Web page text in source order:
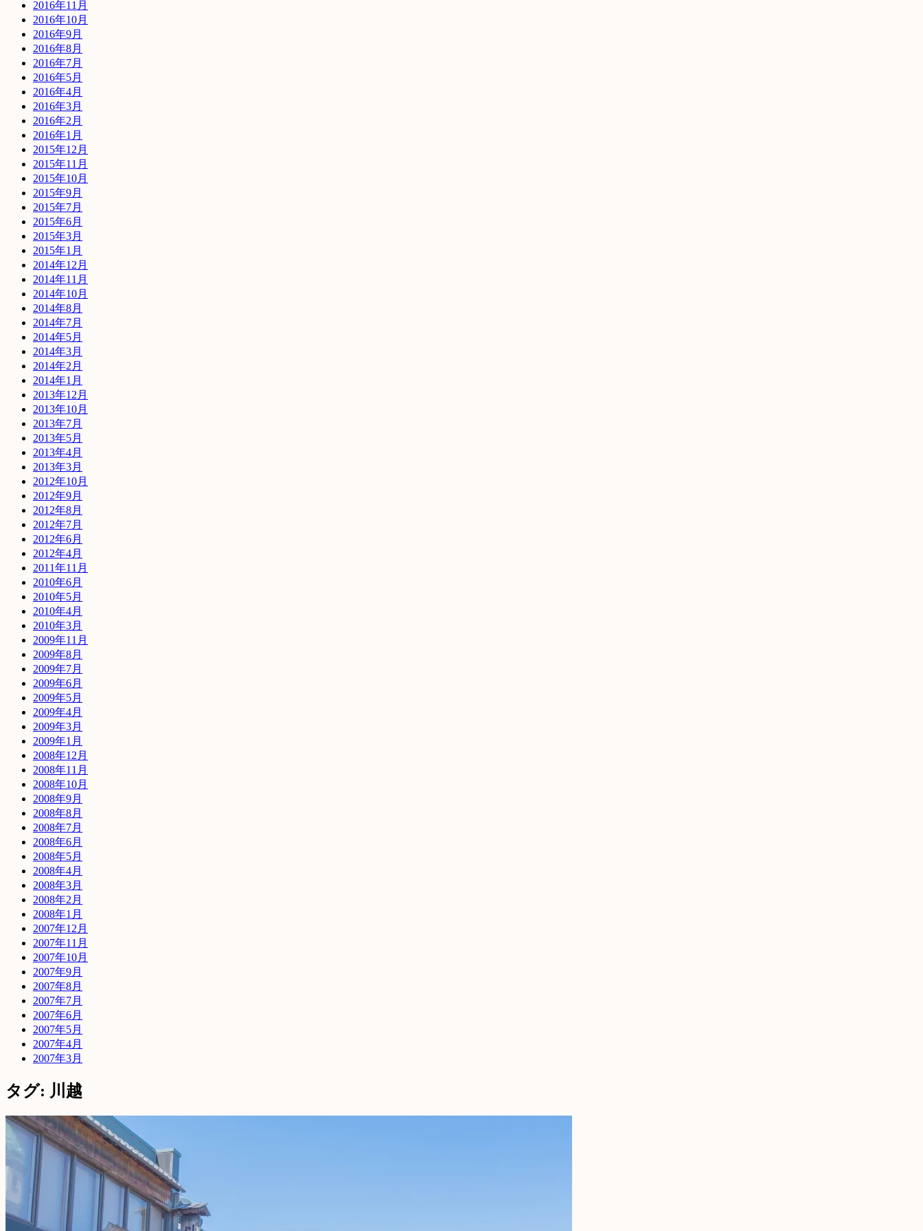
2016年11月
2016年10月
2016年9月
2016年8月
2016年7月
2016年5月
2016年4月
2016年3月
2016年2月
2016年1月
2015年12月
2015年11月
2015年10月
2015年9月
2015年7月
2015年6月
2015年3月
2015年1月
2014年12月
2014年11月
2014年10月
2014年8月
2014年7月
2014年5月
2014年3月
2014年2月
2014年1月
2013年12月
2013年10月
2013年7月
2013年5月
2013年4月
2013年3月
2012年10月
2012年9月
2012年8月
2012年7月
2012年6月
2012年4月
2011年11月
2010年6月
2010年5月
2010年4月
2010年3月
2009年11月
2009年8月
2009年7月
2009年6月
2009年5月
2009年4月
2009年3月
2009年1月
2008年12月
2008年11月
2008年10月
2008年9月
2008年8月
2008年7月
2008年6月
2008年5月
2008年4月
2008年3月
2008年2月
2008年1月
2007年12月
2007年11月
2007年10月
2007年9月
2007年8月
2007年7月
2007年6月
2007年5月
2007年4月
2007年3月
タグ: 川越